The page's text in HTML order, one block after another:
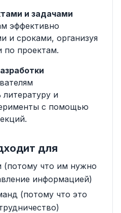
и задачами
эффективно
и сроками, организуя
по проектам.
литературу и
с помощью
для
(потому что им нужно
информацией)
(потому что это